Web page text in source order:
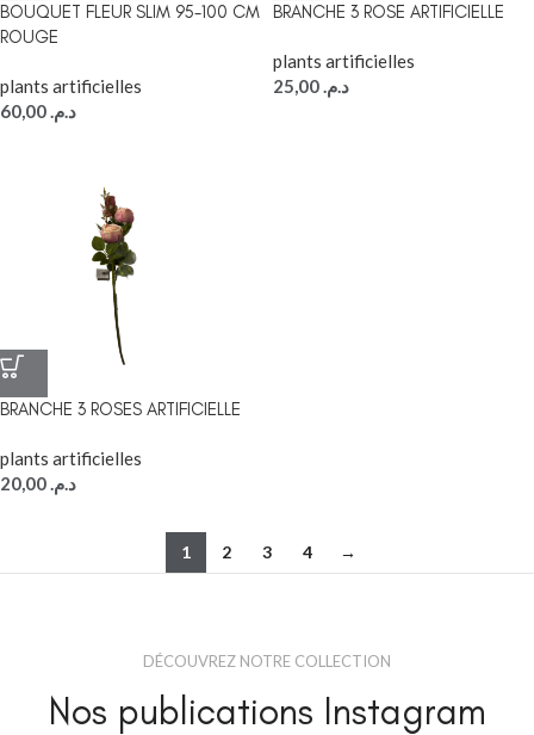
BOUQUET FLEUR SLIM 95-100 CM
ROUGE
plants artificielles
د.م.
BRANCHE 3 ROSE ARTIFICIELLE
plants artificielles
د.م.
BRANCHE 3 ROSES ARTIFICIELLE
plants artificielles
د.م.
1 2 3 4 →
DÉCOUVREZ NOTRE COLLECTION
Nos publications Instagram